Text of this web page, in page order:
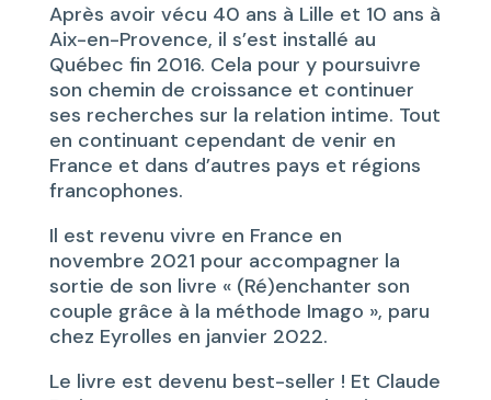
Après avoir vécu 40 ans à Lille et 10 ans à
Aix-en-Provence, il s’est installé au
Québec fin 2016. Cela pour y poursuivre
son chemin de croissance et continuer
ses recherches sur la relation intime. Tout
en continuant cependant de venir en
France et dans d’autres pays et régions
francophones.
Il est revenu vivre en France en
novembre 2021 pour accompagner la
sortie de son livre « (Ré)enchanter son
couple grâce à la méthode Imago », paru
chez Eyrolles en janvier 2022.
Le livre est devenu best-seller ! Et Claude